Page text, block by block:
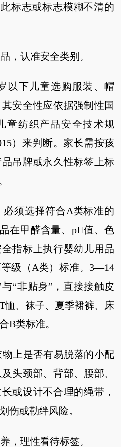
标志或标志模糊不清的
认准安全类别。
下儿童选购服装、帽
安全性应依据强制性国
童纺织产品安全技术规
）来判断。家长需按孩
吊牌或永久性标签上标
须选择符合A类标准的
在甲醛含量、pH值、色
指标上执行婴幼儿用品
级（A类）标准。3—14
“非贴身”，直接接触皮
恤、袜子、夏季裙裤、床
B类标准。
上是否有易脱落的小配
头颈部、背部、腰部、
或设计不合理的绳带，
伤或勒绊风险。
理性看待标签。